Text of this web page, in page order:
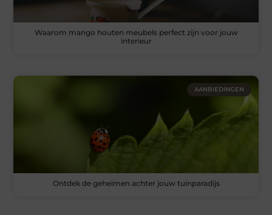
Waarom mango houten meubels perfect zijn voor jouw
interieur
AANBIEDINGEN
Ontdek de geheimen achter jouw tuinparadijs